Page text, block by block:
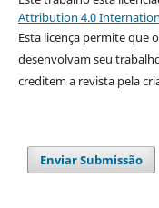
Attribution 4.0
Esta licença permite que
desenvolvam seu
creditem a revista pela
Enviar Submissão